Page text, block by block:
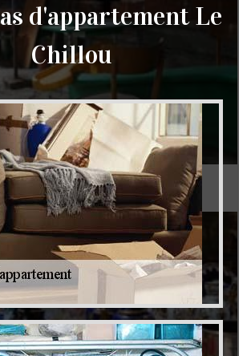
de grenier et cave 79
d'appartement Le
Chillou